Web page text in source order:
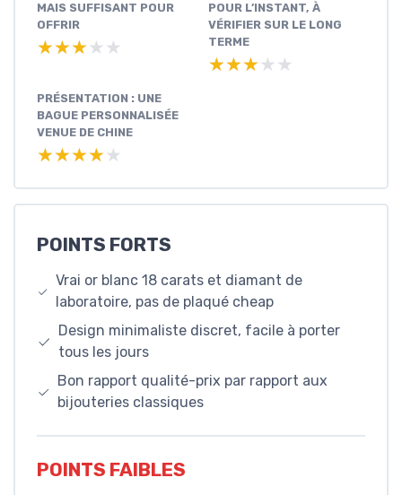
MAIS SUFFISANT POUR
OFFRIR
★★★★★
★★★★★
POUR L’INSTANT, À
VÉRIFIER SUR LE LONG
TERME
★★★★★
★★★★★
PRÉSENTATION : UNE
BAGUE PERSONNALISÉE
VENUE DE CHINE
★★★★★
★★★★★
POINTS FORTS
Vrai or blanc 18 carats et diamant de
laboratoire, pas de plaqué cheap
Design minimaliste discret, facile à porter
tous les jours
Bon rapport qualité-prix par rapport aux
bijouteries classiques
POINTS FAIBLES